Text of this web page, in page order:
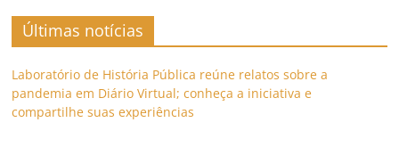
Últimas notícias
Laboratório de História Pública reúne relatos sobre a
pandemia em Diário Virtual; conheça a iniciativa e
compartilhe suas experiências